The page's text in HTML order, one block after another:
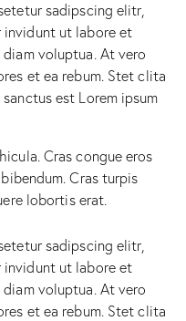
sadipscing elitr,
invidunt ut labore et
voluptua. At vero
et ea rebum. Stet clita
est Lorem ipsum
Cras congue eros
Cras turpis
lobortis erat.
sadipscing elitr,
invidunt ut labore et
voluptua. At vero
et ea rebum. Stet clita